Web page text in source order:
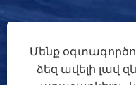
Մենք
ձեզ ավելի լավ